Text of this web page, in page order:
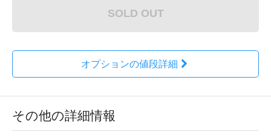
SOLD OUT
オプションの値段詳細
その他の詳細情報